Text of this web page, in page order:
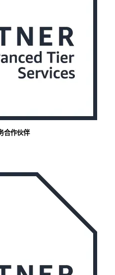
合作伙伴